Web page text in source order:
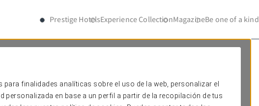
finalidades analíticas sobre el uso de la web, personalizar el
personalizada en base a un perfil a partir de la recopilación de tus
Prestige HotelsExperience CollectionMagazineBe one of a kind